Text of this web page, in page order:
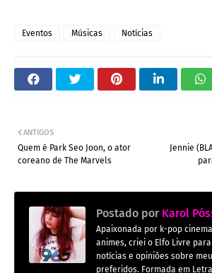
Eventos Músicas Notícias
Jennie
ANTIGOS
Quem é Park Seo Joon, o ator
coreano de The Marvels
Postado por Karol
Apaixonada por k-pop
animes, criei o Elfo Livre
notícias e opiniões sobre
preferidos. Formada em